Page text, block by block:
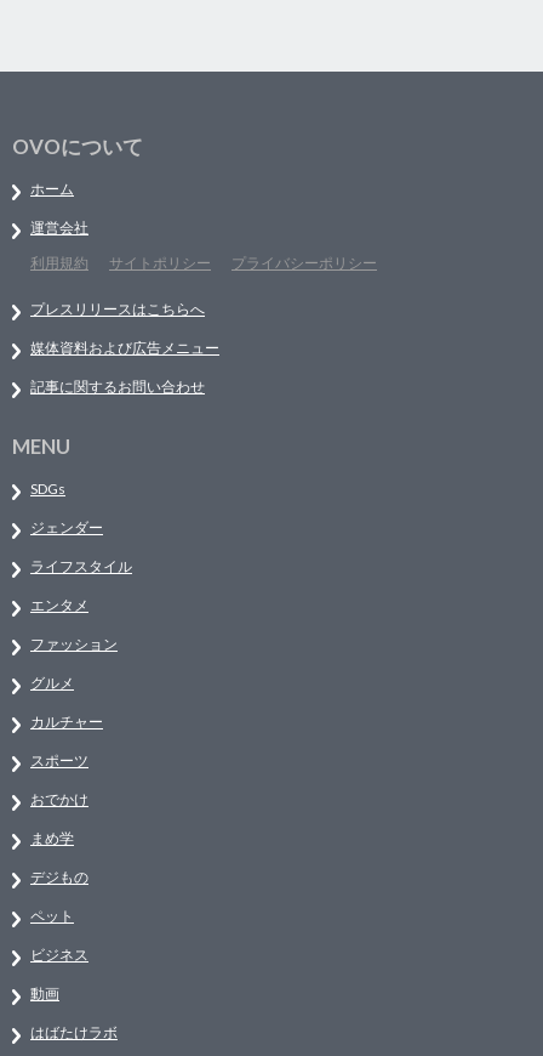
OVOについて
ホーム
運営会社
利用規約
サイトポリシー プライバシーポリシー
プレスリリースはこちらへ
媒体資料および広告メニュー
記事に関するお問い合わせ
MENU
SDGs
ジェンダー
ライフスタイル
エンタメ
ファッション
グルメ
カルチャー
スポーツ
おでかけ
まめ学
デジもの
ペット
ビジネス
動画
はばたけラボ